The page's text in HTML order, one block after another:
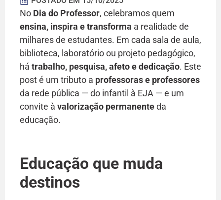
No Dia do Professor, celebramos quem
ensina, inspira e transforma a realidade de
milhares de estudantes. Em cada sala de aula,
biblioteca, laboratório ou projeto pedagógico,
há trabalho, pesquisa, afeto e dedicação. Este
post é um tributo a professoras e professores
da rede pública — do infantil à EJA — e um
convite à valorização permanenteda
educação.
Educação que muda
destinos